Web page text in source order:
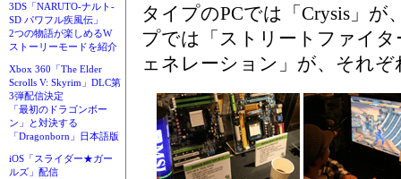
3DS「NARUTO-ナルト-
SD パワフル疾風伝」
2つの物語が楽しめるW
ストーリーモードを紹介
Xbox 360「The Elder
Scrolls V: Skyrim」DLC第
3弾配信決定
「最初のドラゴンボー
ン」と対決する
「Dragonborn」日本語版
iOS「スライダー★ガー
ルズ」配信
タイプのPCでは「Crysis」
プでは「ストリートファイ
ェネレーション」が、それ